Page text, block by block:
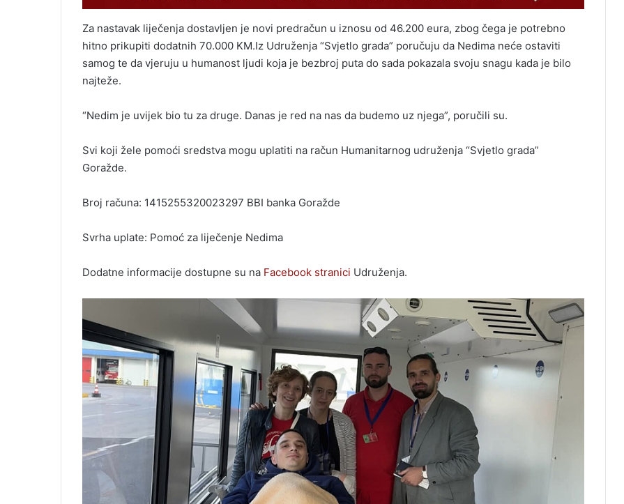
Za nastavak liječenja dostavljen je novi predračun u iznosu od 46.200 eura, zbog čega je potrebno
hitno prikupiti dodatnih 70.000 KM.Iz Udruženja “Svjetlo grada” poručuju da Nedima neće ostaviti
samog te da vjeruju u humanost ljudi koja je bezbroj puta do sada pokazala svoju snagu kada je bilo
najteže.
“Nedim je uvijek bio tu za druge. Danas je red na nas da budemo uz njega”, poručili su.
Svi koji žele pomoći sredstva mogu uplatiti na račun Humanitarnog udruženja “Svjetlo grada”
Goražde.
Broj računa: 1415255320023297 BBI banka Goražde
Svrha uplate: Pomoć za liječenje Nedima
Dodatne informacije dostupne su na Facebook stranici Udruženja.